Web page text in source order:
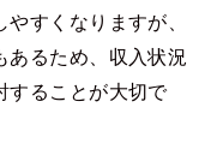
すくなりますが、
あるため、収入状況
することが大切で